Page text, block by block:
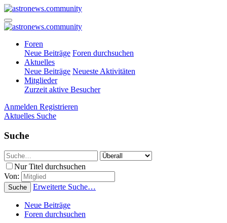
Foren
Neue Beiträge Foren durchsuchen
Aktuelles
Neue Beiträge Neueste Aktivitäten
Mitglieder
Zurzeit aktive Besucher
Anmelden Registrieren
Aktuelles Suche
Suche
Nur Titel durchsuchen
Von:
Suche Erweiterte Suche…
Neue Beiträge
Foren durchsuchen